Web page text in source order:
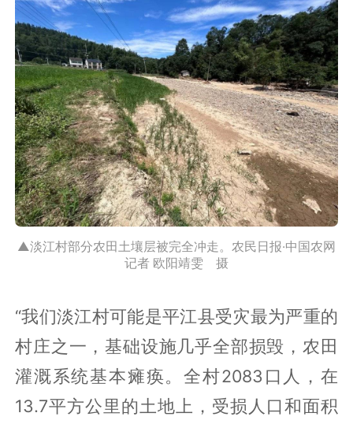
▲淡江村部分农田土壤层被完全冲走。农民日报·中国农网
记者 欧阳靖雯 摄
“我们淡江村可能是平江县受灾最为严重的
村庄之一，基础设施几乎全部损毁，农田
灌溉系统基本瘫痪。全村2083口人，在
13.7平方公里的土地上，受损人口和面积